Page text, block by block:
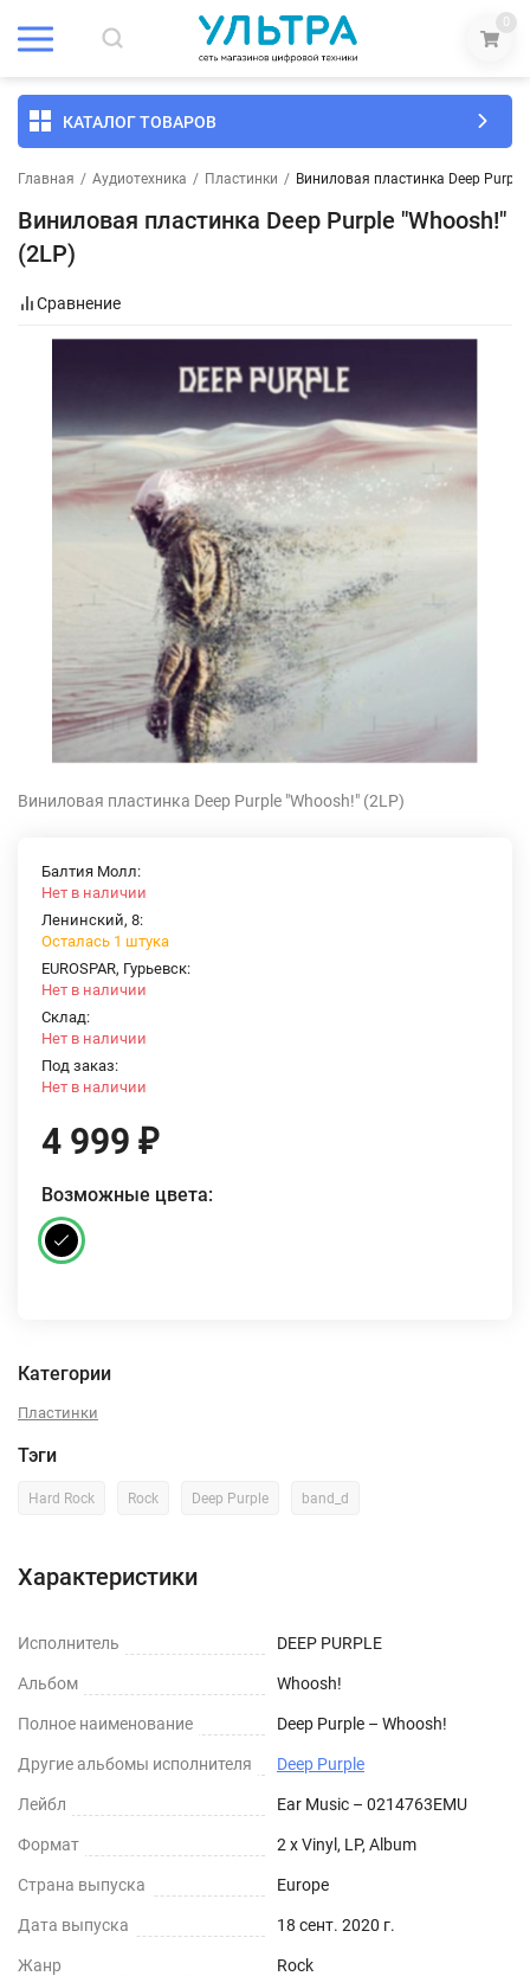
0
КАТАЛОГ ТОВАРОВ
Главная / Аудиотехника / Пластинки / Виниловая пластинка Deep Purple
Виниловая пластинка Deep Purple ‎"Whoosh!"
(2LP)
Сравнение
Виниловая пластинка Deep Purple ‎"Whoosh!" (2LP)
Балтия Молл:
Нет в наличии
Ленинский, 8:
Осталась 1 штука
EUROSPAR, Гурьевск:
Нет в наличии
Склад:
Нет в наличии
Под заказ:
Нет в наличии
4 999 ₽
Возможные цвета:
Категории
Пластинки
Тэги
Hard Rock Rock Deep Purple band_d
Характеристики
Исполнитель DEEP PURPLE
Альбом Whoosh!
Полное наименование Deep Purple – Whoosh!
Другие альбомы исполнителя Deep Purple
Лейбл Ear Music – 0214763EMU
Формат 2 x Vinyl, LP, Album
Страна выпуска Europe
Дата выпуска 18 сент. 2020 г.
Жанр Rock